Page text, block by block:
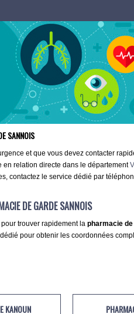
SANNOIS
et que vous devez contacter
en relation directe dans le département
contactez le service dédié par
DE GARDE SANNOIS
trouver rapidement la pharmacie
pour obtenir les coordonnées
KANOUN